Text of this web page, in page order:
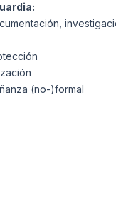
(no-)formal